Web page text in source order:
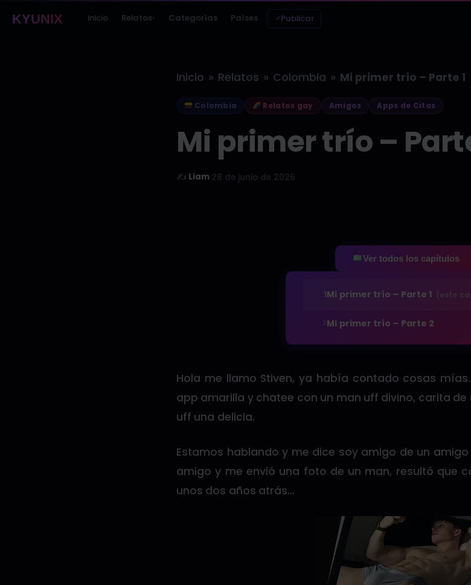
KYUNIX Inicio Relatos▾ Categorías Países Publicar
Inicio » Relatos » Colombia » Mi primer trío – Parte 1
Colombia Relatos gay Amigos Apps de Citas
Mi primer trío –
✍️ Liam 28 de junio de 2026
Ver todos los capítulos
1Mi primer trío – Parte 1 (este
Mi primer trío – Parte 2
Hola me llamo Stiven, ya había contado cosas
app amarilla y chatee con un man uff divino, carita
uff una delicia.
Estamos hablando y me dice soy amigo de un
amigo y me envió una foto de un man, resultó que
unos dos años atrás…